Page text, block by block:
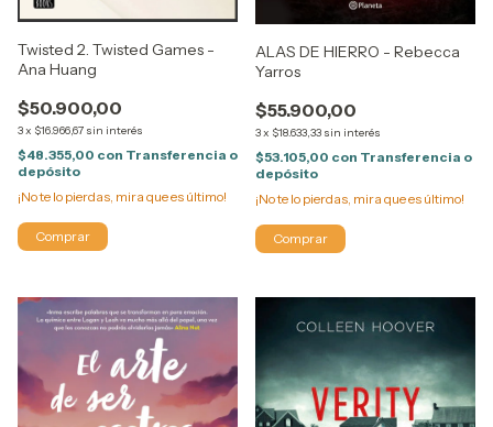
Twisted 2. Twisted Games -
Ana Huang
$50.900,00
3x $16.966,67 sin interés
$48.355,00 con Transferencia o
depósito
¡No te lo pierdas, mira que es último!
ALAS DE HIERRO - Rebecca
Yarros
$55.900,00
3x $18.633,33 sin interés
$53.105,00 con Transferencia o
depósito
¡No te lo pierdas, mira que es último!